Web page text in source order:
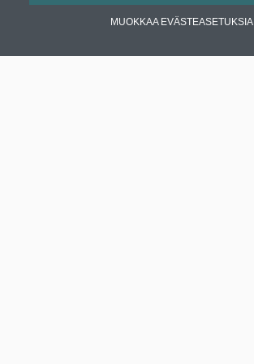
MUOKKAA EVÄSTEASETUKSIA